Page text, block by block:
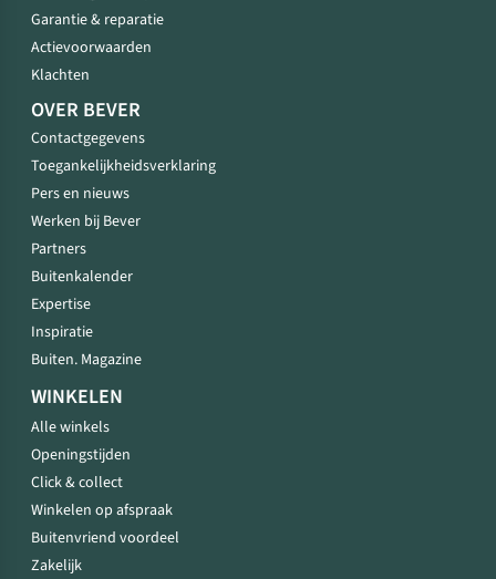
Garantie & reparatie
Actievoorwaarden
Klachten
OVER BEVER
Contactgegevens
Toegankelijkheidsverklaring
Pers en nieuws
Werken bij Bever
Partners
Buitenkalender
Expertise
Inspiratie
Buiten. Magazine
WINKELEN
Alle winkels
Openingstijden
Click & collect
Winkelen op afspraak
Buitenvriend voordeel
Zakelijk